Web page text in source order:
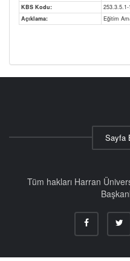
KBS Kodu:
253.3.5.1-
Açıklama:
Eğitim
Sayfa
Tüm hakları Harran